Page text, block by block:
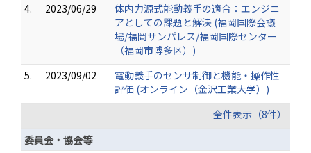
4.
2023/06/29
体内力源式能動義手の適合：エンジニ
アとしての課題と解決 (福岡国際会議
場/福岡サンパレス/福岡国際センター
（福岡市博多区）)
5.
2023/09/02
電動義手のセンサ制御と機能・操作性
評価 (オンライン（金沢工業大学）)
全件表示（8件）
委員会・協会等